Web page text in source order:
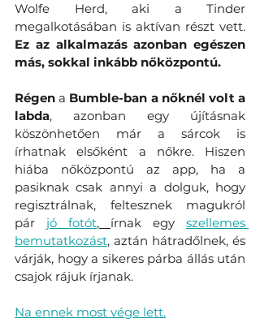
Wolfe Herd, aki a Tinder
Ez az alkalmazás azonban egészen
más, sokkal inkább nőközpontú.
Régen a Bumble-ban a nőknél volt a
labda, azonban egy újításnak
köszönhetően már a sárcok is
írhatnak elsőként a nőkre. Hiszen
hiába nőközpontú az app, ha a
pasiknak csak annyi a dolguk, hogy
regisztrálnak, feltesznek magukról
pár jó fotót, írnak egy szellemes
bemutatkozást, aztán hátradőlnek, és
várják, hogy a sikeres párba állás után
csajok rájuk írjanak.
Na ennek most vége lett.